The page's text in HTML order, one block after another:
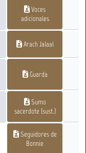
Voces
adicionales
Arach Jalaal
Guarda
Sumo
sacerdote (sust.)
Seguidores de
Bonnie